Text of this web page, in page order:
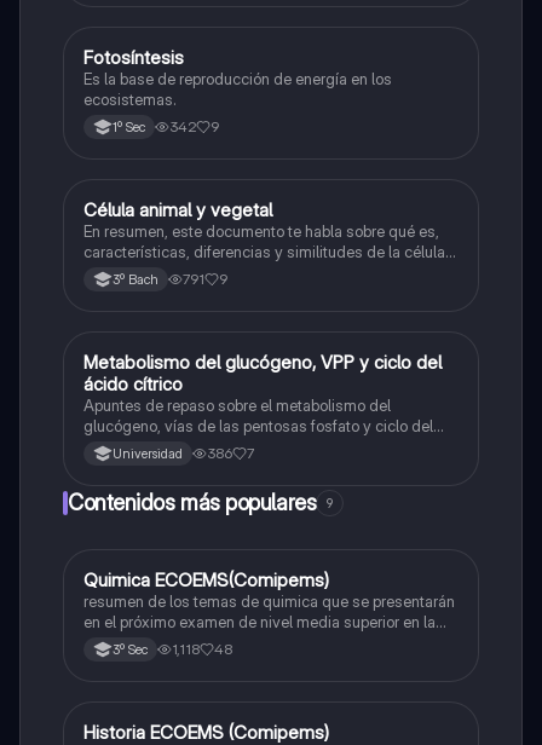
Biología
Fotosíntesis
Es la base de reproducción de energía en los
ecosistemas.
1º Sec 342 9
Biología
Célula animal y vegetal
En resumen, este documento te habla sobre qué es,
características, diferencias y similitudes de la célula
animal y célula vegetal.💗
3º Bach 791 9
Biología
Metabolismo del glucógeno, VPP y ciclo del
ácido cítrico
Apuntes de repaso sobre el metabolismo del
glucógeno, vías de las pentosas fosfato y ciclo del
ácido cítrico
Universidad 386 7
Contenidos más populares 9
Química
Quimica ECOEMS(Comipems)
resumen de los temas de quimica que se presentarán
en el próximo examen de nivel media superior en la
zona metropolitana de el valle de México
3º Sec 1,118 48
Historia
Historia ECOEMS (Comipems)